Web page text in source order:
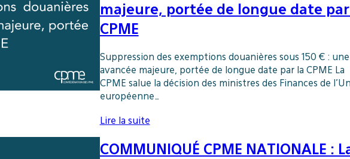
majeure, portée de longue date
CPME
Suppression des exemptions douanières sous 150 € : une
avancée majeure, portée de longue date par la CPME La
CPME salue la décision des ministres des Finances de
européenne…
Lire la suite
COMMUNIQUÉ CPME NATIONALE :